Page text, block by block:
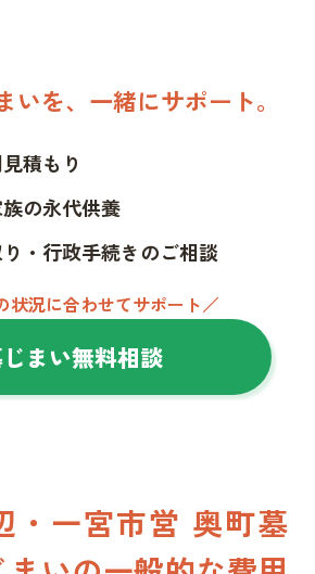
いを、一緒にサポート。
積もり
の永代供養
・行政手続きのご相談
状況に合わせてサポート／
まい無料相談
・一宮市営 奥町墓